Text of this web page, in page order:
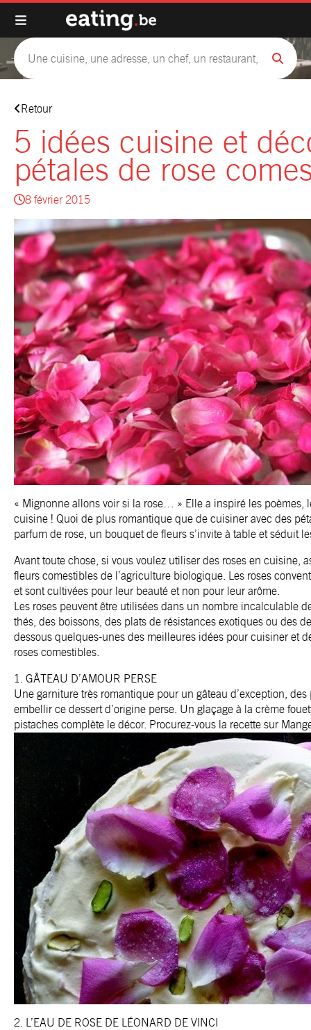
Retour
5 idées cuisine et
pétales de rose
8 février 2015
« Mignonne allons voir si la rose… » Elle a inspiré les poèmes,
cuisine ! Quoi de plus romantique que de cuisiner avec des
parfum de rose, un bouquet de fleurs s’invite à table et séduit
Avant toute chose, si vous voulez utiliser des roses en cuisine,
fleurs comestibles de l’agriculture biologique. Les roses
et sont cultivées pour leur beauté et non pour leur arôme.
Les roses peuvent être utilisées dans un nombre incalculable
thés, des boissons, des plats de résistances exotiques ou des
dessous quelques-unes des meilleures idées pour cuisiner et
roses comestibles.
1. GÂTEAU D’AMOUR PERSE
Une garniture très romantique pour un gâteau d’exception,
embellir ce dessert d’origine perse. Un glaçage à la crème
pistaches complète le décor. Procurez-vous la recette sur
2. L’EAU DE ROSE DE LÉONARD DE VINCI